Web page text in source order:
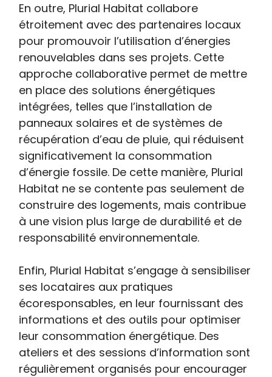
En outre, Plurial Habitat collabore
étroitement avec des partenaires locaux
pour promouvoir l’utilisation d’énergies
renouvelables dans ses projets. Cette
approche collaborative permet de mettre
en place des solutions énergétiques
intégrées, telles que l’installation de
panneaux solaires et de systèmes de
récupération d’eau de pluie, qui réduisent
significativement la consommation
d’énergie fossile. De cette manière, Plurial
Habitat ne se contente pas seulement de
construire des logements, mais contribue
à une vision plus large de durabilité et de
responsabilité environnementale.
Enfin, Plurial Habitat s’engage à sensibiliser
ses locataires aux pratiques
écoresponsables, en leur fournissant des
informations et des outils pour optimiser
leur consommation énergétique. Des
ateliers et des sessions d’information sont
régulièrement organisés pour encourager